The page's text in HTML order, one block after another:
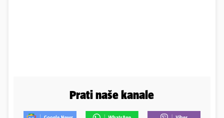
Prati naše kanale